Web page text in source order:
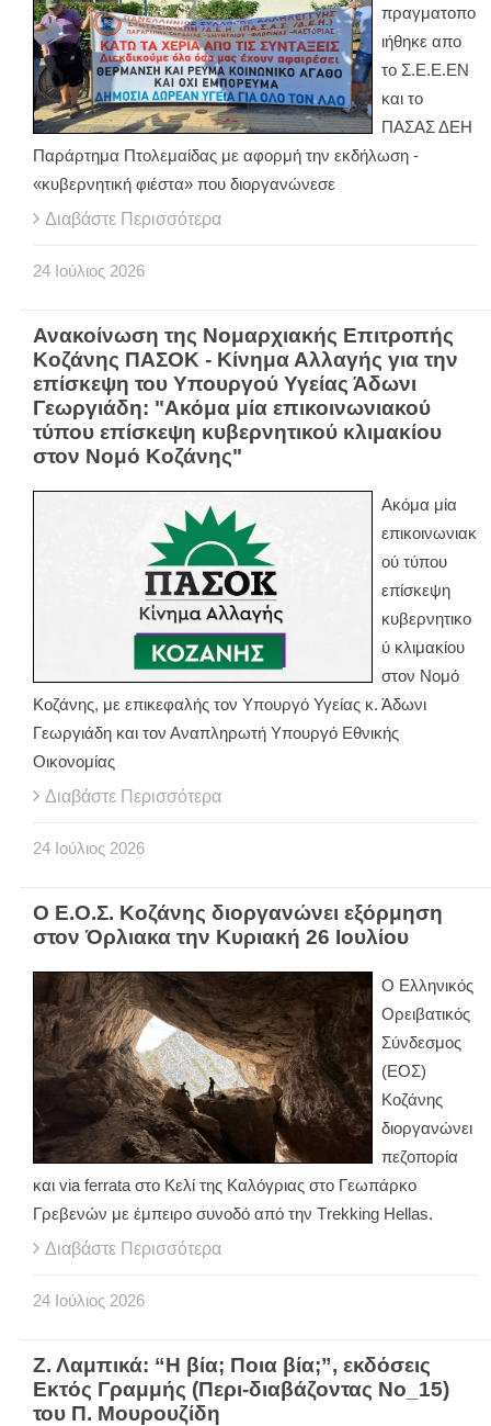
πραγματοπο
ιήθηκε απο
το Σ.Ε.Ε.ΕΝ
και το
ΠΑΣΑΣ ΔΕΗ
Παράρτημα Πτολεμαίδας με αφορμή την εκδήλωση -
«κυβερνητική φιέστα» που διοργανώνεσε
Διαβάστε Περισσότερα
24 Ιούλιος 2026
Ανακοίνωση της Νομαρχιακής Επιτροπής
Κοζάνης ΠΑΣΟΚ - Κίνημα Αλλαγής για την
επίσκεψη του Υπουργού Υγείας Άδωνι
Γεωργιάδη: "Ακόμα μία επικοινωνιακού
τύπου επίσκεψη κυβερνητικού κλιμακίου
στον Νομό Κοζάνης"
Ακόμα μία
επικοινωνιακ
ού τύπου
επίσκεψη
κυβερνητικο
ύ κλιμακίου
στον Νομό
Κοζάνης, με επικεφαλής τον Υπουργό Υγείας κ. Άδωνι
Γεωργιάδη και τον Αναπληρωτή Υπουργό Εθνικής
Οικονομίας
Διαβάστε Περισσότερα
24 Ιούλιος 2026
Ο Ε.Ο.Σ. Κοζάνης διοργανώνει εξόρμηση
στον Όρλιακα την Κυριακή 26 Ιουλίου
Ο Ελληνικός
Ορειβατικός
Σύνδεσμος
(ΕΟΣ)
Κοζάνης
διοργανώνει
πεζοπορία
και via ferrata στο Κελί της Καλόγριας στο Γεωπάρκο
Γρεβενών με έμπειρο συνοδό από την Τrekking Ηellas.
Διαβάστε Περισσότερα
24 Ιούλιος 2026
Ζ. Λαμπικά: “Η βία; Ποια βία;”, εκδόσεις
Εκτός Γραμμής (Περι-διαβάζοντας Νο_15)
του Π. Μουρουζίδη